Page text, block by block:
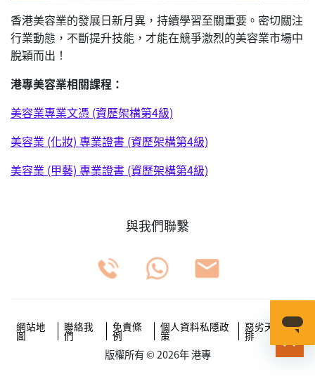
香港美容業的發展日新月異，持續學習至關重要。密切關注
行業動態，不斷提升技能，才能在競爭激烈的美容業市場中
脫穎而出！
港專美容業相關課程：
美容業專業文憑 (資歷架構第4級)
美容業 (化妝) 專業證書 (資歷架構第4級)
美容業 (甲藝) 專業證書 (資歷架構第4級)
與我們聯繫
網站地
圖
聯絡我
們
免責條
例
個人資料私隱政
策
惡劣天氣安
排
版權所有 © 2026年 港專